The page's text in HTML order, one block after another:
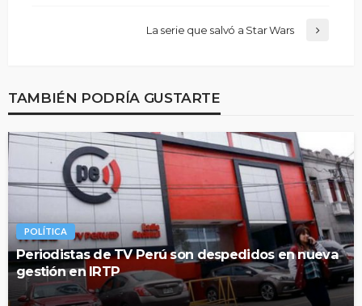
La serie que salvó a Star Wars
TAMBIÉN PODRÍA GUSTARTE
POLÍTICA
Periodistas de TV Perú son despedidos en nueva
gestión en IRTP